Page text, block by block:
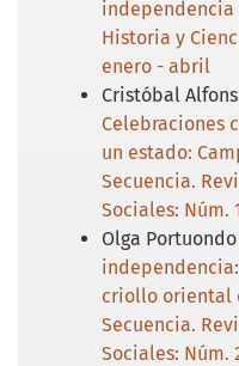
independencia
Historia y
enero - abril
Cristóbal
Celebraciones
un estado:
Secuencia.
Sociales: Núm.
Olga
criollo oriental
Secuencia.
Sociales: Núm.